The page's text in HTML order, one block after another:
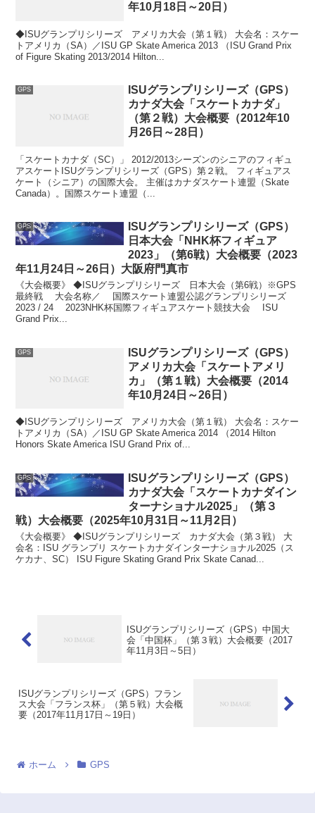
年10月18日～20日）
◆ISUグランプリシリーズ アメリカ大会（第１戦） 大会名：スケー
トアメリカ（SA）／ISU GP Skate America 2013 （ISU Grand Prix
of Figure Skating 2013/2014 Hilton...
GPS
ISUグランプリシリーズ（GPS）
カナダ大会「スケートカナダ」
（第２戦）大会概要（2012年10
月26日～28日）
「スケートカナダ（SC）」 2012/2013シーズンのシニアのフィギュ
アスケートISUグランプリシリーズ（GPS）第２戦。 フィギュアス
ケート（シニア）の国際大会。 主催はカナダスケート連盟（Skate
Canada）。国際スケート連盟（...
GPS
ISUグランプリシリーズ（GPS）
日本大会「NHK杯フィギュア
2023」（第6戦）大会概要（2023
年11月24日～26日）大阪府門真市
《大会概要》 ◆ISUグランプリシリーズ 日本大会（第6戦）※GPS
最終戦 大会名称／ 国際スケート連盟公認グランプリシリーズ
2023 / 24 2023NHK杯国際フィギュアスケート競技大会 ISU
Grand Prix...
GPS
ISUグランプリシリーズ（GPS）
アメリカ大会「スケートアメリ
カ」（第１戦）大会概要（2014
年10月24日～26日）
◆ISUグランプリシリーズ アメリカ大会（第１戦） 大会名：スケー
トアメリカ（SA）／ISU GP Skate America 2014 （2014 Hilton
Honors Skate America ISU Grand Prix of...
GPS
ISUグランプリシリーズ（GPS）
カナダ大会「スケートカナダイン
ターナショナル2025」（第３
戦）大会概要（2025年10月31日～11月2日）
《大会概要》 ◆ISUグランプリシリーズ カナダ大会（第３戦） 大
会名：ISU グランプリ スケートカナダインターナショナル2025（ス
ケカナ、SC） ISU Figure Skating Grand Prix Skate Canad...
ISUグランプリシリーズ（GPS）中国大
会「中国杯」（第３戦）大会概要（2017
年11月3日～5日）
ISUグランプリシリーズ（GPS）フラン
ス大会「フランス杯」（第５戦）大会概
要（2017年11月17日～19日）
ホーム GPS